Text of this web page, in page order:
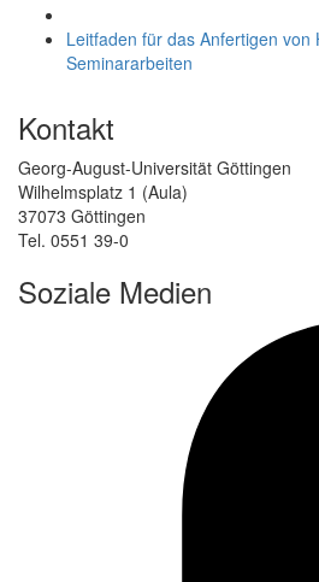
Leitfaden für das Anfertigen von
Seminararbeiten
Kontakt
Georg-August-Universität Göttingen
Wilhelmsplatz 1 (Aula)
37073 Göttingen
Tel. 0551 39-0
Soziale Medien